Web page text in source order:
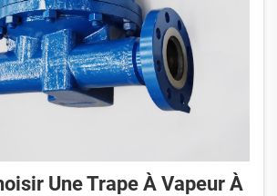
Une Trape À Vapeur À